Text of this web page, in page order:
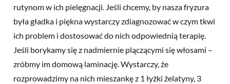
rutynom w ich pielęgnacji. Jeśli chcemy, by nasza fryzura
była gładka i piękna wystarczy zdiagnozować w czym tkwi
ich problem i dostosować do nich odpowiednią terapię.
Jeśli borykamy się z nadmiernie plączącymi się włosami –
zróbmy im domową laminację. Wystarczy, że
rozprowadzimy na nich mieszankę z 1 łyżki żelatyny, 3